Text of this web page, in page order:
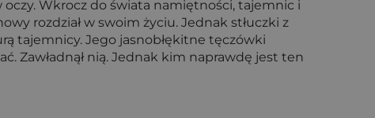
Wkrocz do świata namiętności, tajemnic i
rozdział w swoim życiu. Jednak stłuczki z
tajemnicy. Jego jasnobłękitne tęczówki
Zawładnął nią. Jednak kim naprawdę jest ten